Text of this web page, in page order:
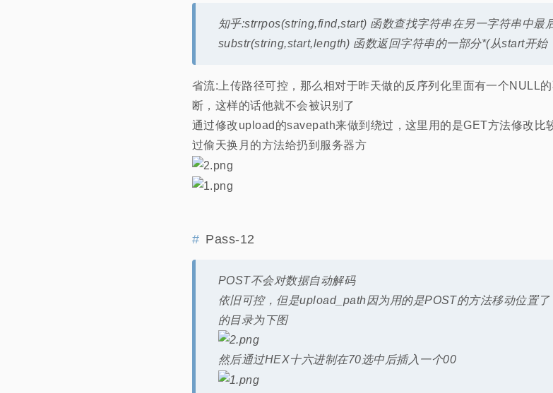
知乎:strrpos(string,find,start) 函数查找字符串在另一字符串中最
substr(string,start,length) 函数返回字符串的一部分*(从start开始
省流:上传路径可控，那么相对于昨天做的反序列化里面有一个NULL
断，这样的话他就不会被识别了
通过修改upload的savepath来做到绕过，这里用的是GET方法修改比
过偷天换月的方法给扔到服务器方
Pass-12
POST不会对数据自动解码
依旧可控，但是upload_path因为用的是POST的方法移动位置
的目录为下图
然后通过HEX十六进制在70选中后插入一个00